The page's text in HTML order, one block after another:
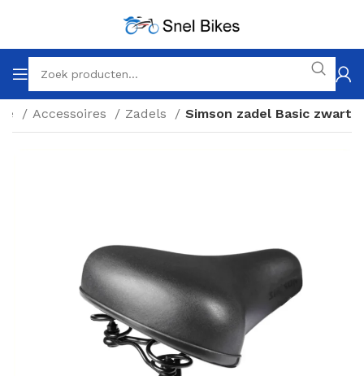
Accessoires Zadels Simson zadel Basic zwart